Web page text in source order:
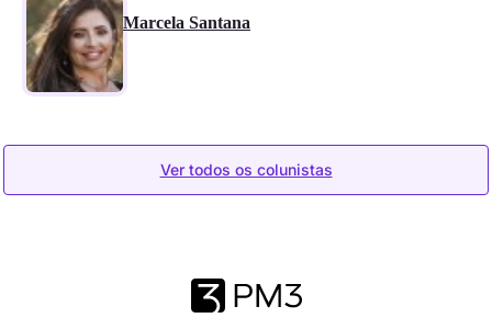
Marcela Santana
Ver todos os colunistas